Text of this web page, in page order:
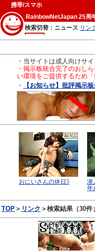
携帯/スマホ
RainbowNetJapan 25周
・当サイトは成人向けサ
・掲示板統合完了のおし
い環境をご提供するため
・
【お知らせ】批評掲示
TOP ＞ リンク ＞検索結果（30件